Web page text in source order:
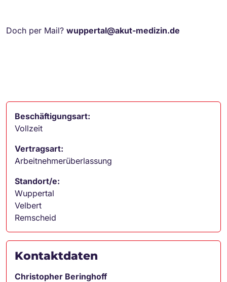
Doch per Mail? wuppertal@akut-medizin.de
Beschäftigungsart:
Vollzeit
Vertragsart:
Arbeitnehmerüberlassung
Standort/e:
Wuppertal
Velbert
Remscheid
Kontaktdaten
Christopher Beringhoff